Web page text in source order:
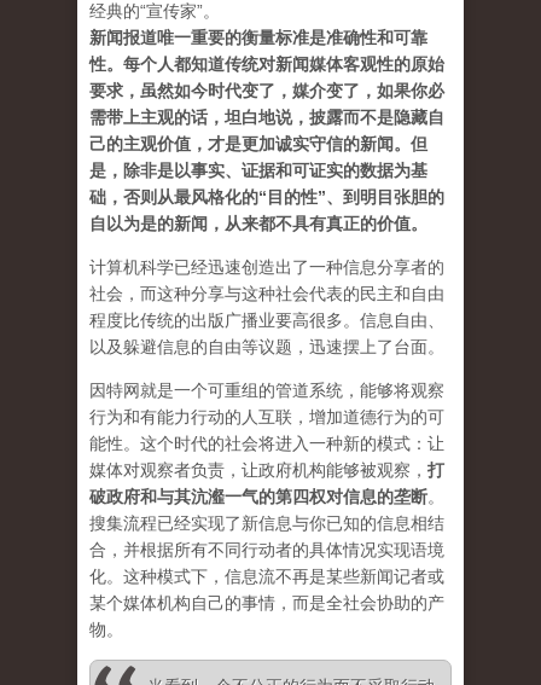
经典的“宣传家”。
新闻报道唯一重要的衡量标准是准确性和可靠
性。每个人都知道传统对新闻媒体客观性的原始
要求，虽然如今时代变了，媒介变了，如果你必
需带上主观的话，坦白地说，披露而不是隐藏自
己的主观价值，才是更加诚实守信的新闻。但
是，除非是以事实、证据和可证实的数据为基
础，否则从最风格化的“目的性”、到明目张胆的
自以为是的新闻，从来都不具有真正的价值。
计算机科学已经迅速创造出了一种信息分享者的
社会，而这种分享与这种社会代表的民主和自由
程度比传统的出版广播业要高很多。信息自由、
以及躲避信息的自由等议题，迅速摆上了台面。
因特网就是一个可重组的管道系统，能够将观察
行为和有能力行动的人互联，增加道德行为的可
能性。这个时代的社会将进入一种新的模式：让
媒体对观察者负责，让政府机构能够被观察， 打
破政府和与其沆瀣一气的第四权对信息的垄断。
搜集流程已经实现了新信息与你已知的信息相结
合，并根据所有不同行动者的具体情况实现语境
化。这种模式下，信息流不再是某些新闻记者或
某个媒体机构自己的事情，而是全社会协助的产
物。